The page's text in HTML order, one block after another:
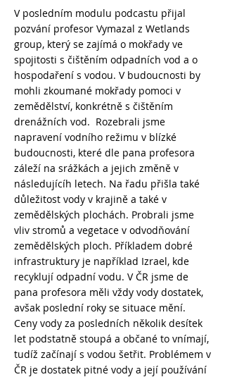
V posledním modulu podcastu přijal
pozvání profesor Vymazal z Wetlands
group, který se zajímá o mokřady ve
spojitosti s čištěním odpadních vod a o
hospodaření s vodou. V budoucnosti by
mohli zkoumané mokřady pomoci v
zemědělství, konkrétně s čištěním
drenážních vod. Rozebrali jsme
napravení vodního režimu v blízké
budoucnosti, které dle pana profesora
záleží na srážkách a jejich změně v
následujícíh letech. Na řadu přišla také
důležitost vody v krajině a také v
zemědělských plochách. Probrali jsme
vliv stromů a vegetace v odvodňování
zemědělských ploch. Příkladem dobré
infrastruktury je například Izrael, kde
recyklují odpadní vodu. V ČR jsme de
pana profesora měli vždy vody dostatek,
avšak poslední roky se situace mění.
Ceny vody za posledních několik desítek
let podstatně stoupá a občané to vnímají,
tudíž začínají s vodou šetřit. Problémem v
ČR je dostatek pitné vody a její používání